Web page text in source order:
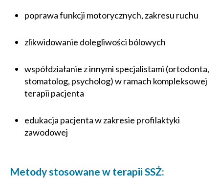
poprawa funkcji motorycznych, zakresu ruchu
zlikwidowanie dolegliwości bólowych
współdziałanie z innymi specjalistami (ortodonta,
stomatolog, psycholog) w ramach kompleksowej
terapii pacjenta
edukacja pacjenta w zakresie profilaktyki
zawodowej
Metody stosowane w terapii SSŻ: